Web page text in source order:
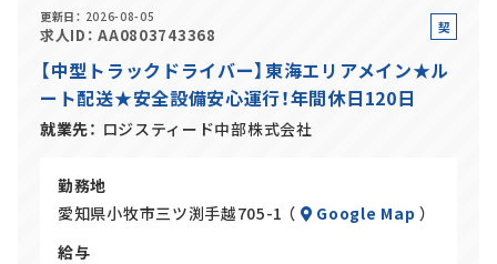
更新日 2026-08-05
求人ID AA0803743368
契
社
【中型トラックドライバー】東海エリアメイン★ル
ート配送★安全設備安心運行！年間休日120日
就業先 ロジスティード中部株式会社
勤務地
愛知県小牧市三ツ渕手越705-1 （
Google Map ）
給与